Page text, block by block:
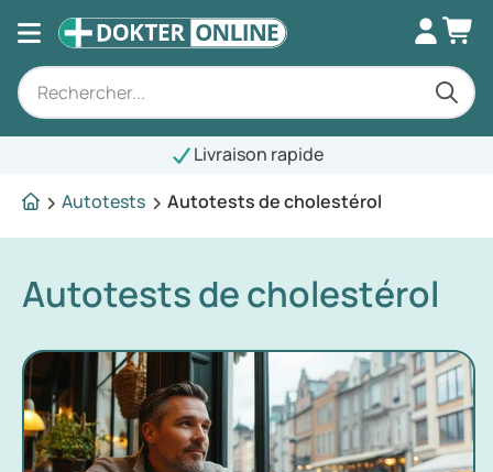
Livraison rapide
Autotests
Autotests de cholestérol
Autotests de cholestérol